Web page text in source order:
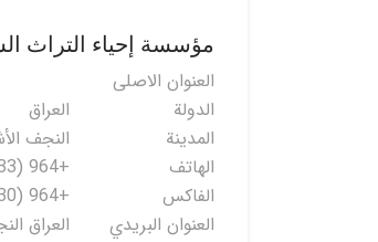
مؤسسة إحياء التراث
العنوان الاصلی
الدولة
العراق
المدينة
النجف
الهاتف
+964 (33) 332811-332813
الفاكس
+964 (30) 247498
العنوان البريدي
العراق